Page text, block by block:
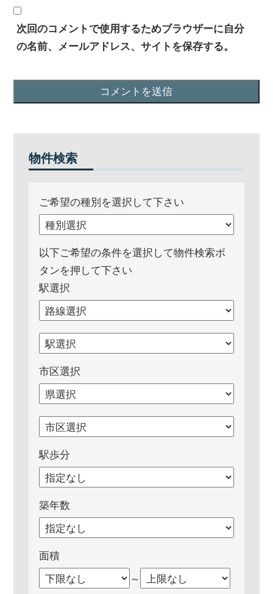
次回のコメントで使用するためブラウザーに自分
の名前、メールアドレス、サイトを保存する。
物件検索
ご希望の種別を選択して下さい
以下ご希望の条件を選択して物件検索ボ
タンを押して下さい
駅選択
市区選択
駅歩分
築年数
面積
～